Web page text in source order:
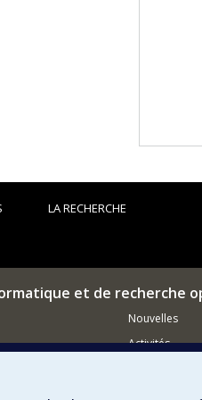
LA RECHERCHE
et de recherche
Nouvelles
Activités